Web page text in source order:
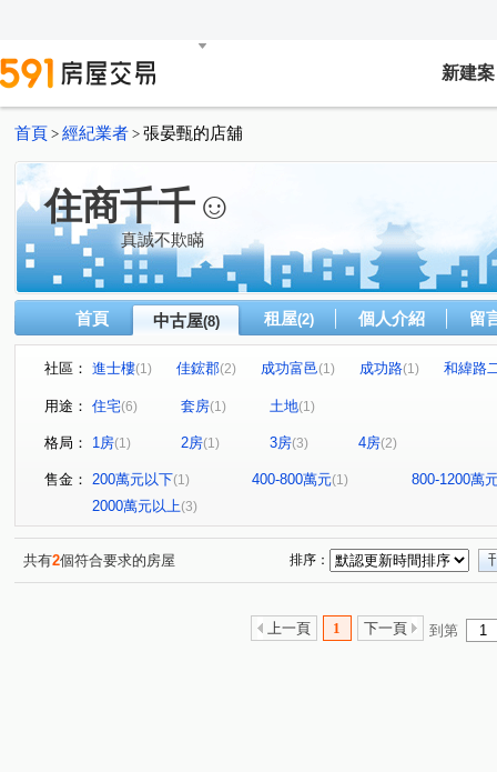
新建案
首頁 > 經紀業者 > 張晏甄的店舖
住商千千☺
真誠不欺瞞
首頁 中古屋(8) 租屋(2) 個人介紹 留
社區： 進士樓(1) 佳鋐郡(2) 成功富邑(1) 成功路(1)
和緯路
中華北路一段
(2) (1)
用途： 住宅(6) 套房(1) 土地(1)
格局： 1房(1) 2房(1) 3房(3) 4房(2)
售金： 200萬元以下(1) 400-800萬元(1)
800-1200萬
2000萬元以上(3)
共有2個符合要求的房屋 排序：
上一頁 1 下一頁 到第